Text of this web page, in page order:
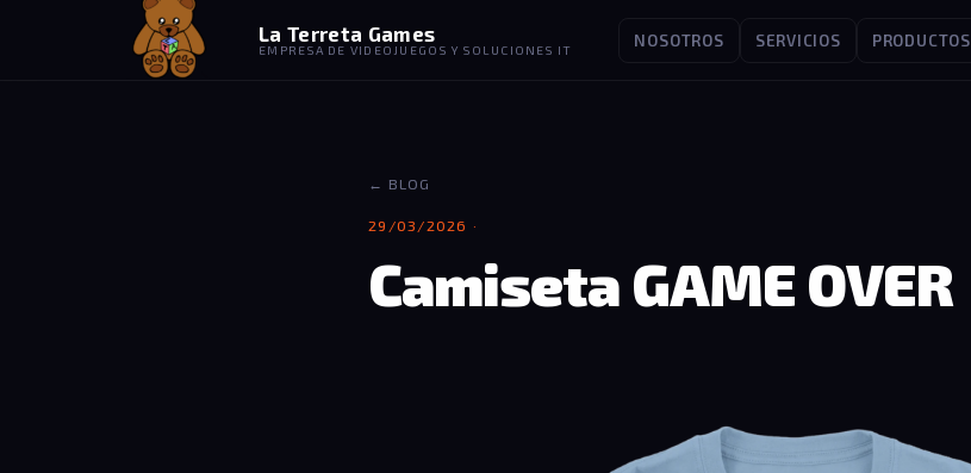
La Terreta Games
EMPRESA DE VIDEOJUEGOS Y SOLUCIONES IT
NOSOTROS SERVICIOS PRODUCTOS
← BLOG
29/03/2026 ·
Camiseta GAME OVER